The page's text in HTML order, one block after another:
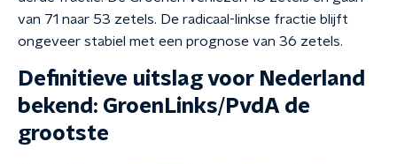
van 71 naar 53 zetels. De radicaal-linkse fractie blijft
ongeveer stabiel met een prognose van 36 zetels.
Definitieve uitslag voor Nederland
bekend: GroenLinks/PvdA de
grootste